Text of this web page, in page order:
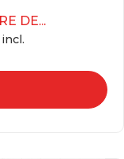
DE...